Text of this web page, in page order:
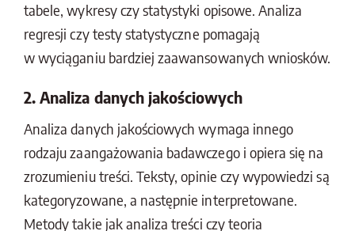
tabele, wykresy czy statystyki opisowe. Analiza
regresji czy testy statystyczne pomagają
w wyciąganiu bardziej zaawansowanych wniosków.
2. Analiza danych jakościowych
Analiza danych jakościowych wymaga innego
rodzaju zaangażowania badawczego i opiera się na
zrozumieniu treści. Teksty, opinie czy wypowiedzi są
kategoryzowane, a następnie interpretowane.
Metody takie jak analiza treści czy teoria